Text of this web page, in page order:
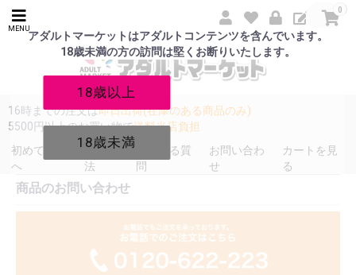
アダルトマーケットはアダルトコンテンツを含んでいます。
18歳未満の方の訪問は堅くお断りいたします。
18歳以上
18歳未満
MENU
0
16時までの注文は即日出荷(在庫のある商品のみ)
5500円以上のお買い物で送料当店負担
初めての方
へ
発送方
法
よくある質
問
お問い合わ
せ
カートを見
る
商品のお問い合わせ